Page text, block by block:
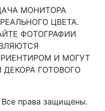
МОНИТОРА
ЦВЕТА.
ФОТОГРАФИИ
И МОГУТ
ДЕКОРА ГОТОВОГО
права защищены.